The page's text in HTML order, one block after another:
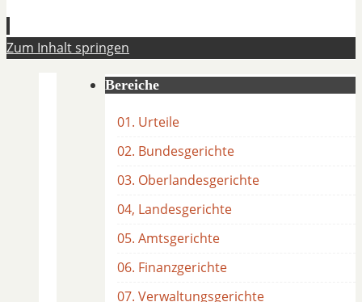
Zum Inhalt springen
Bereiche
01. Urteile
02. Bundesgerichte
03. Oberlandesgerichte
04, Landesgerichte
05. Amtsgerichte
06. Finanzgerichte
07. Verwaltungsgerichte